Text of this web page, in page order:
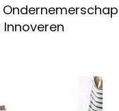
Innoveren